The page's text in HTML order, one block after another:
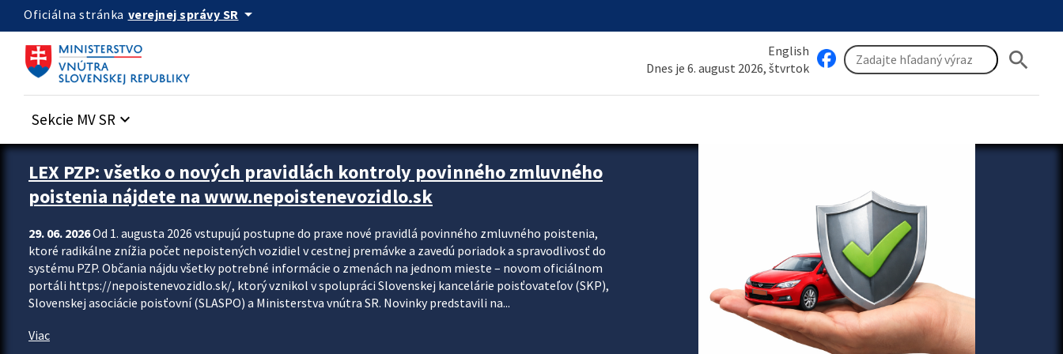
Preskocit na hlavný obsah
Oficiálna stránka verejnej správy SR arrow_drop_down
English
Dnes je 6. august 2026, štvrtok
search
Sekcie MV SR keyboard_arrow_down
Zastavit automatický posun upútavok
LEX PZP: všetko o nových pravidlách kontroly povinného zmluvného
poistenia nájdete na www.nepoistenevozidlo.sk
29. 06. 2026Od 1. augusta 2026 vstupujú postupne do praxe nové pravidlá povinného zmluvného poistenia,
ktoré radikálne znížia počet nepoistených vozidiel v cestnej premávke a zavedú poriadok a spravodlivosť do
systému PZP. Občania nájdu všetky potrebné informácie o zmenách na jednom mieste – novom oficiálnom
portáli https://nepoistenevozidlo.sk/, ktorý vznikol v spolupráci Slovenskej kancelárie poisťovateľov (SKP),
Slovenskej asociácie poisťovní (SLASPO) a Ministerstva vnútra SR. Novinky predstavili na...
Viac